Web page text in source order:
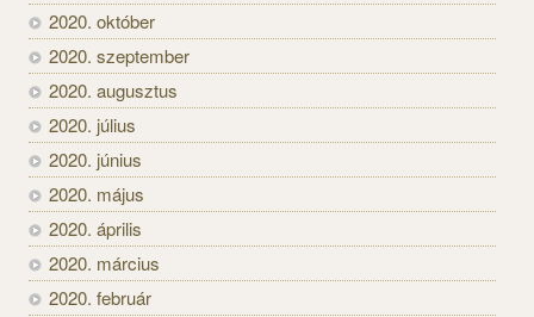
2020. október
2020. szeptember
2020. augusztus
2020. július
2020. június
2020. május
2020. április
2020. március
2020. február